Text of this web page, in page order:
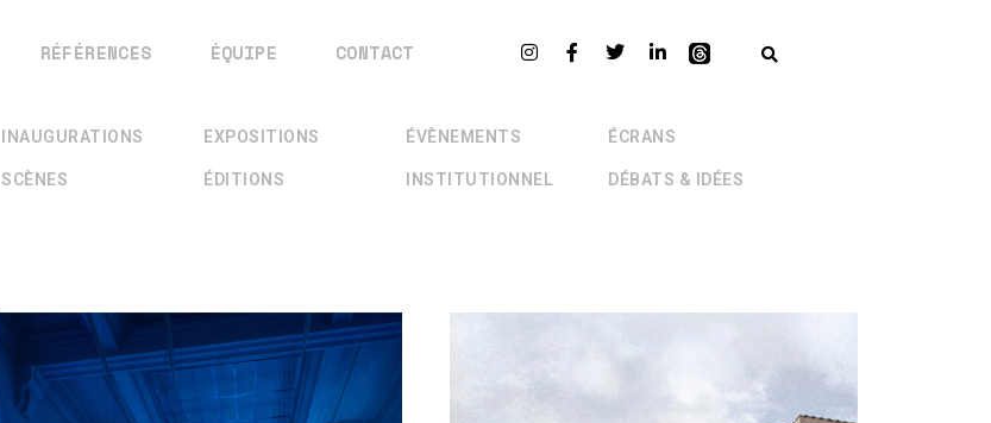
RÉFÉRENCES ÉQUIPE CONTACT
INAUGURATIONS EXPOSITIONS ÉVÈNEMENTS ÉCRANS
SCÈNES ÉDITIONS INSTITUTIONNEL DÉBATS & IDÉES